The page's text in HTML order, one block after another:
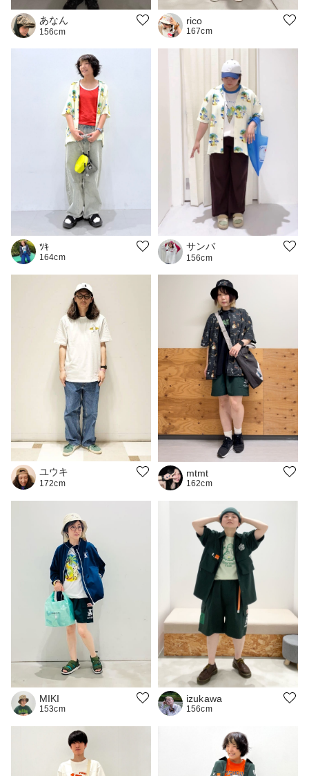
あなん
156cm
rico
167cm
ﾂｷ
164cm
サンバ
156cm
ユウキ
172cm
mtmt
162cm
MIKI
153cm
izukawa
156cm